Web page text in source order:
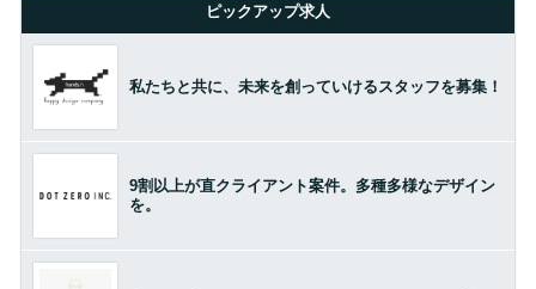
ピックアップ求人
私たちと共に、未来を創っていけるスタッフを募集！
9割以上が直クライアント案件。多種多様なデザイン
を。